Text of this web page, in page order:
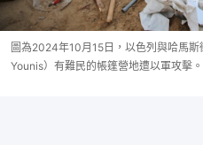
圖為2024年10月15日，以色列與哈馬
Younis）有難民的帳篷營地遭以軍攻擊。